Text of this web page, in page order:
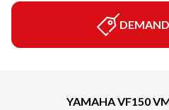
YAMAHA VF150